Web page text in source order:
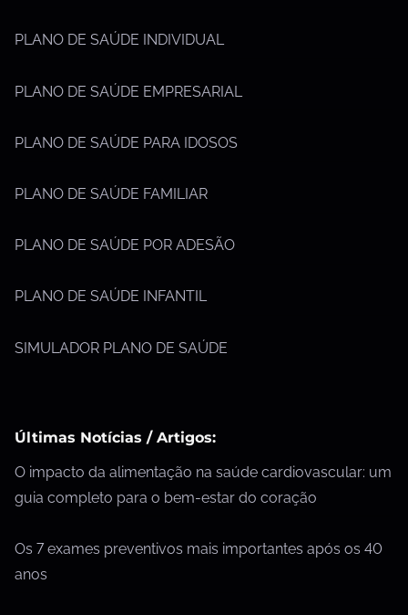
PLANO DE SAÚDE INDIVIDUAL
PLANO DE SAÚDE EMPRESARIAL
PLANO DE SAÚDE PARA IDOSOS
PLANO DE SAÚDE FAMILIAR
PLANO DE SAÚDE POR ADESÃO
PLANO DE SAÚDE INFANTIL
SIMULADOR PLANO DE SAÚDE
Últimas Notícias / Artigos:
O impacto da alimentação na saúde cardiovascular: um
guia completo para o bem-estar do coração
Os 7 exames preventivos mais importantes após os 40
anos